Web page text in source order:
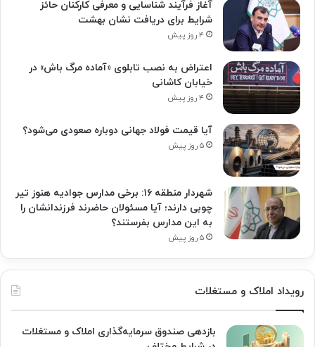
آغاز فرآیند شناسایی و معرفی کارکنان حائز
شرایط برای دریافت نشان بهشت
۴ روز پیش
اعتراض به نصب تابلوی «آماده مرگ باش» در
خیابان کاشانی
۴ روز پیش
آیا قیمت فولاد جهانی دوباره صعودی می‌شود؟
۵ روز پیش
شهردار منطقه ۱۶: برخی مدارس جوادیه هنوز تیر
چوبی دارند؛ آیا مسئولان حاضرند فرزندانشان را
به این مدارس بفرستند؟
۵ روز پیش
رویداد املاک و مستغلات
بازدهی صندوق سرمایه‌گذاری املاک و مستغلات